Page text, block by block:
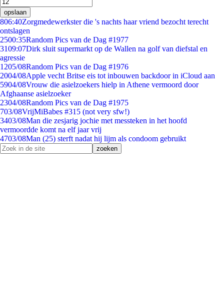
opslaan
806:40Zorgmedewerkster die 's nachts haar vriend bezocht terecht
ontslagen
2500:35Random Pics van de Dag #1977
3109:07Dirk sluit supermarkt op de Wallen na golf van diefstal en
agressie
1205/08Random Pics van de Dag #1976
2004/08Apple vecht Britse eis tot inbouwen backdoor in iCloud aan
5904/08Vrouw die asielzoekers hielp in Athene vermoord door
Afghaanse asielzoeker
2304/08Random Pics van de Dag #1975
703/08VrijMiBabes #315 (not very sfw!)
3403/08Man die zesjarig jochie met messteken in het hoofd
vermoordde komt na elf jaar vrij
4703/08Man (25) sterft nadat hij lijm als condoom gebruikt